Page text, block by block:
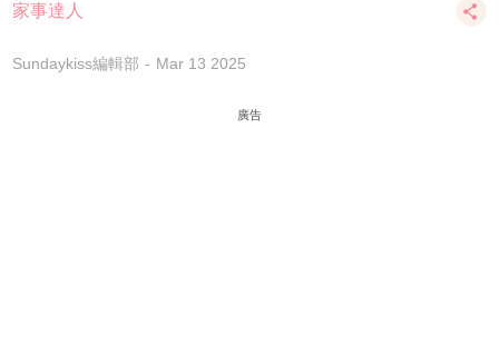
家事達人
Sundaykiss編輯部 Mar 13 2025
廣告